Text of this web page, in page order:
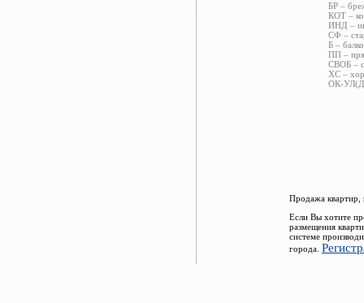
БР –
КОТ –
ИНД –
СФ –
Б –
ПП –
СВОБ –
ХС –
ОК-
Продажа квартир,
Если Вы хотите
размещения
системе
города.